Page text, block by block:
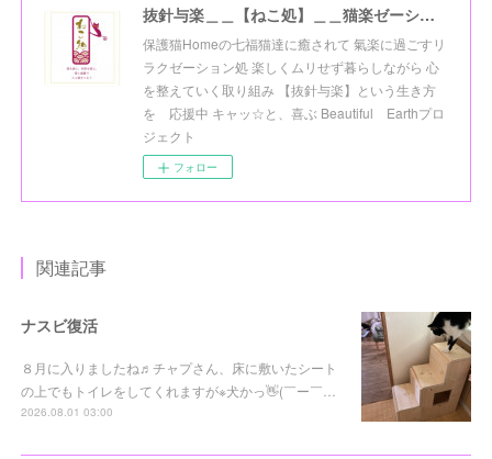
抜針与楽＿＿【ねこ処】＿＿猫楽ゼーションHome☆
保護猫Homeの七福猫達に癒されて 氣楽に過ごすリ
ラクゼーション処 楽しくムリせず暮らしながら 心
を整えていく取り組み 【抜針与楽】という生き方
を 応援中 キャッ☆と、喜ぶ Beautiful Earthプロ
ジェクト
フォロー
関連記事
ナスビ復活
８月に入りましたね♬チャプさん、床に敷いたシート
の上でもトイレをしてくれますが※犬かっ👋(￣ー￣…
2026.08.01 03:00